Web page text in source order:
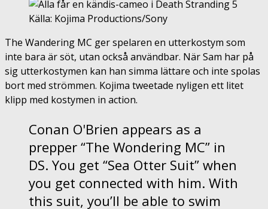
Källa: Kojima Productions/Sony
The Wandering MC ger spelaren en utterkostym som
inte bara är söt, utan också användbar. När Sam har på
sig utterkostymen kan han simma lättare och inte spolas
bort med strömmen. Kojima tweetade nyligen ett litet
klipp med kostymen in action.
Conan O'Brien appears as a
prepper “The Wondering MC” in
DS. You get “Sea Otter Suit” when
you get connected with him. With
this suit, you’ll be able to swim